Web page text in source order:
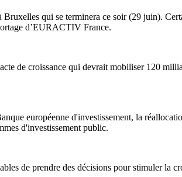
Bruxelles qui se terminera ce soir (29 juin).
d’EURACTIV France.
de croissance qui devrait mobiliser 120
européenne d'investissement, la
d'investissement public.
de prendre des décisions pour stimuler la